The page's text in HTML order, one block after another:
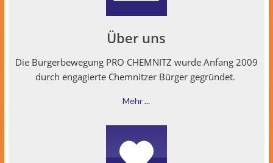
Über uns
Die Bürg­er­be­we­gung PRO CHEMNITZ wurde Anfang 2009
durch engagierte Chem­nitzer Bürg­er gegründet.
Mehr ...